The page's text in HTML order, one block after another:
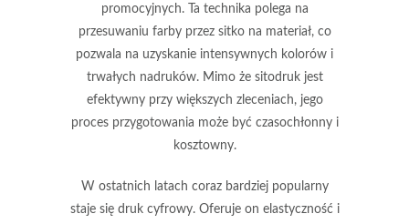
promocyjnych. Ta technika polega na
przesuwaniu farby przez sitko na materiał, co
pozwala na uzyskanie intensywnych kolorów i
trwałych nadruków. Mimo że sitodruk jest
efektywny przy większych zleceniach, jego
proces przygotowania może być czasochłonny i
kosztowny.
W ostatnich latach coraz bardziej popularny
staje się druk cyfrowy. Oferuje on elastyczność i